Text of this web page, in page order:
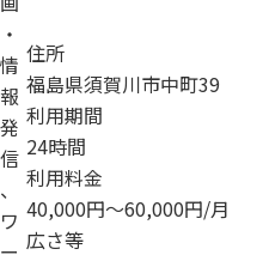
・
情
報
発
信
、
ワ
ー
住所
福島県須賀川市中町39
利用期間
24時間
利用料金
40,000円～60,000円/月
広さ等